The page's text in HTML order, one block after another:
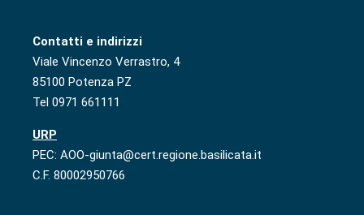
Contatti e indirizzi
Viale Vincenzo Verrastro, 4
85100 Potenza PZ
Tel 0971 661111
URP
PEC: AOO-giunta@cert.regione.basilicata.it
C.F. 80002950766